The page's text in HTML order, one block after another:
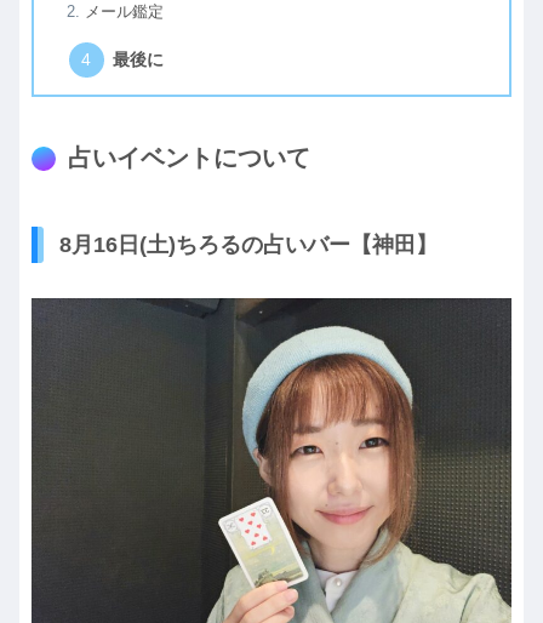
メール鑑定
最後に
占いイベントについて
8月16日(土)ちろるの占いバー【神田】